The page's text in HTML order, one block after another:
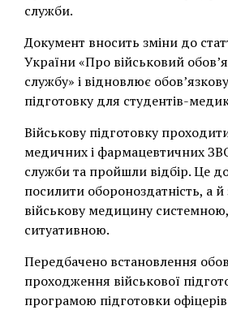
служби.
Документ вносить зміни до
України «Про військовий
службу» і відновлює
підготовку для студентів-
Військову підготовку
медичних і фармацевтичних
служби та пройшли відбір. Це
посилити обороноздатність, а
військову медицину
ситуативною.
Передбачено встановлення
проходження військової
програмою підготовки